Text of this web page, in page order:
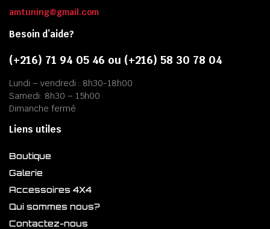
amtuning@gmail.com
Besoin d’aide?
(+216) 71 94 05 46 ou (+216) 58 30 78 04
Lundi – vendredi : 8h30-18h00
Samedi: 8h30 – 15h00
Dimanche fermé
Liens utiles
Boutique
Galerie
Accessoires 4X4
Qui sommes nous?
Contactez-nous